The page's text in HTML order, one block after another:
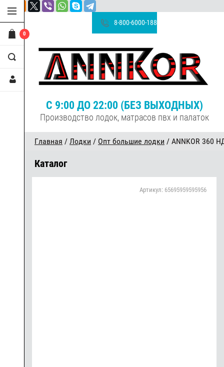
0
8-800-6000-188
С 9:00 ДО 22:00 (БЕЗ ВЫХОДНЫХ)
Производство лодок, матрасов пвх и палаток
Главная / Лодки / Опт большие лодки / ANNKOR 360
Каталог
Артикул: 65695959595956